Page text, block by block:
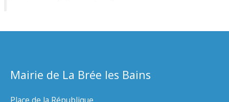
Mairie de La Brée les Bains